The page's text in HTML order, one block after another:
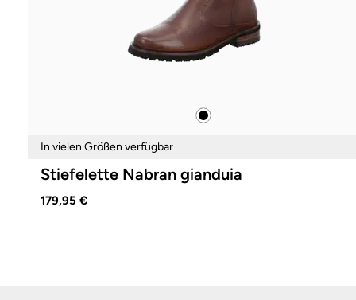
schwarz
In vielen Größen verfügbar
Stiefelette Nabran gianduia
179,95 €